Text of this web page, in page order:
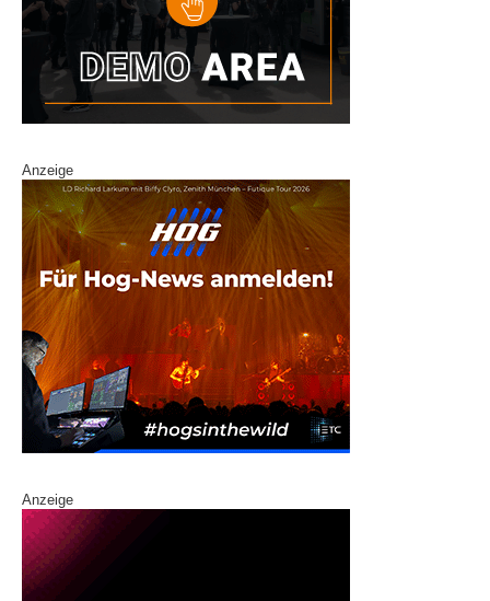
Anzeige
Anzeige